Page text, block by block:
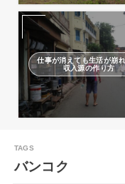
仕事が消えても生活が崩
収入源の作り方
バンコク